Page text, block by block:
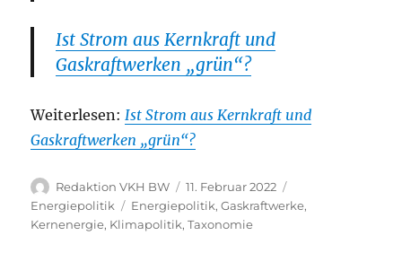
Ist Strom aus Kernkraft und
Gaskraftwerken „grün“?
Weiterlesen: Ist Strom aus Kernkraft und
Gaskraftwerken „grün“?
Autor
Redaktion VKH BW
Veröffentlicht
am
11. Februar 2022
Energiepolitik
Schlagwörter
Energiepolitik,Gaskraftwerke,
Kernenergie, Klimapolitik,Taxonomie